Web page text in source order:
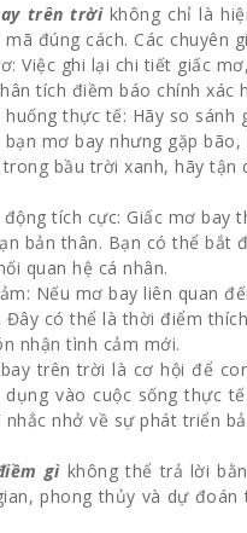
trên trờikhông chỉ là
đúng cách. Các chuyên
Việc ghi lại chi tiết giấc
tích điềm báo chính xác
thực tế: Hãy so
bạn mơ bay nhưng gặp
bầu trời xanh, hãy
tích cực: Giấc mơ bay
bản thân. Bạn có thể bắt
quan hệ cá nhân.
Nếu mơ bay liên quan
Đây có thể là thời điểm
nhận tình cảm mới.
trên trời là cơ hội để
vào cuộc sống thực
nhở về sự phát triển
gì không thể trả lời
phong thủy và dự